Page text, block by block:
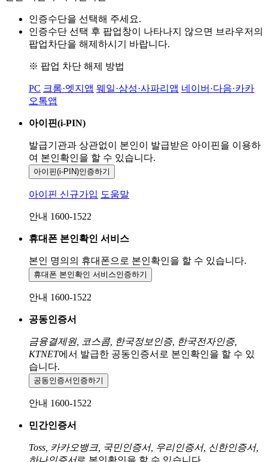
인증수단을 선택해 주세요.
인증수단 선택 후 팝업창이 나타나지 않으면 브라우저의
팝업차단을 해제하시기 바랍니다.
※ 팝업 차단 해제 방법
PC 크롬·엣지앱 웨일·삼성·사파리앱 네이버·다음·카카
오톡앱
아이핀(i-PIN)
발급기관과 상관없이 본인이 발급받은 아이핀을 이용하
여 본인확인을 할 수 있습니다.
아이핀(i-PIN)인증하기
아이핀 신규가입 도움말
안내 1600-1522
휴대폰 본인확인 서비스
본인 명의의 휴대폰으로 본인확인을 할 수 있습니다.
휴대폰 본인확인 서비스인증하기
안내 1600-1522
공동인증서
금융결제원, 코스콤, 한국정보인증, 한국전자인증,
KTNET에서 발급한 공동인증서로 본인확인을 할 수 있
습니다.
공동인증서 인증하기
안내 1600-1522
민간인증서
Toss, 카카오뱅크, 국민인증서, 우리인증서, 신한인증서,